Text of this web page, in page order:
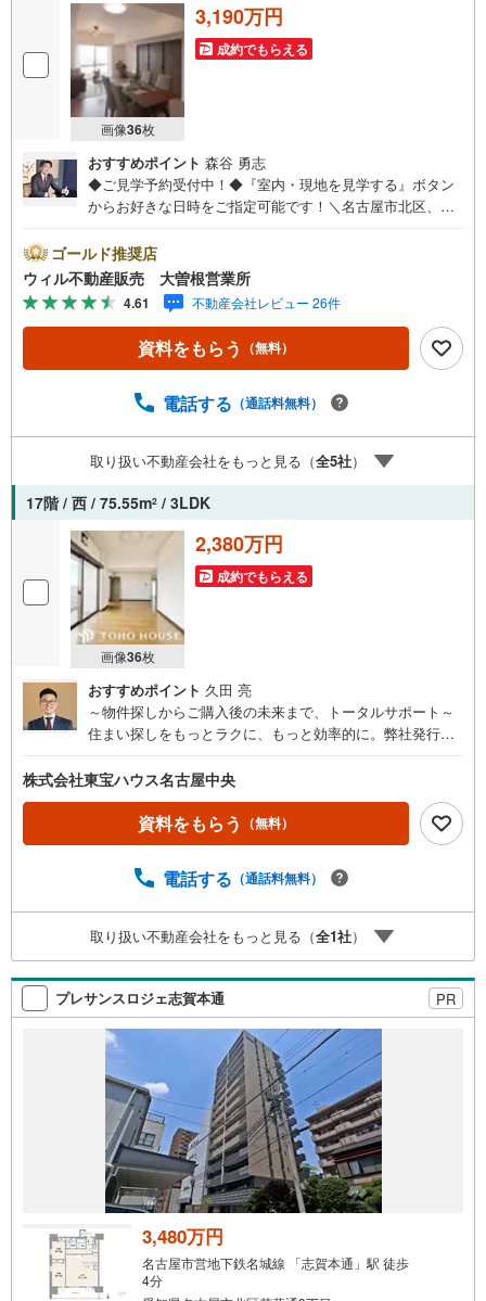
画像36枚
3,190万円
成約でもらえる
おすすめポイント 森谷 勇志
◆ご見学予約受付中！◆『室内・現地を見学する』ボタン
からお好きな日時をご指定可能です！＼名古屋市北区、守
区、守山区の直接のご売却依頼を数多くいただいている不
動産仲介会社です。ネット上で分かる立地環境はもちろ
ん、過去にお任せいただいたお客様に現地の生の声をもと
に住戸環境を提案致します。＼平日のお住まい探しの方へ/
弊社では平日にご内覧・契約など平日にお住まい探しをさ
れるお客様にサービスをご用意しています。＼お仕事で忙
事前にご予約頂きましたら営業時間外でのご内覧もご対応
動産業者間で不動産情報が共有されているので、名古屋市
全域や、その他隣接エリアでもご内覧が可能です！ 【大曽
根営業所】○地下鉄名城線、JR中央線「大曽根」駅徒歩1分
○お子様が遊べるキッズスペースあり○定休日ございません
ゴールド推奨店
ウィル不動産販売 大曽根営業所
4.61 不動産会社レビュー 26件
資料をもらう （無料）
電話する （通話料無料）
取り扱い不動産会社をもっと見る（全5社）
17階 / 西 / 75.55m2 / 3LDK
画像36枚
2,380万円
成約でもらえる
おすすめポイント 久田 亮
～物件探しからご購入後の未来まで、トータルサポート～
住まい探しをもっとラクに、もっと効率的に。弊社発行の
辺環境のチェックまでスマホで完結。よく行く場所へのル
ートや所要時間がわかる「Door to Door機能」で、通勤・通
学時間もスムーズに検索できます。東宝ハウス名古屋中央
では、物件のご紹介にとどまらず、独自の会員サービス「T
イフプランニングを通じて、ご入居後もお客様の安心と豊
ます。 住宅ローンのご相談 FPによるライフプランのシミ
ュレーションお電話よりお問い合わせの際は「Yahoo！不
現地を見学する】ボタンよりご予約いただくとご見学がス
ムーズにご案内できます。お客様のお住まいへの「希望」
を形にするべく全力でお手伝いさせていただきます。お会
いできる日を心待ちにしております。
株式会社東宝ハウス名古屋中央
資料をもらう （無料）
電話する （通話料無料）
取り扱い不動産会社をもっと見る（全1社）
プレサンスロジェ志賀本通 PR
3,480万円
名古屋市営地下鉄名城線 「志賀本通」駅 徒歩
4分